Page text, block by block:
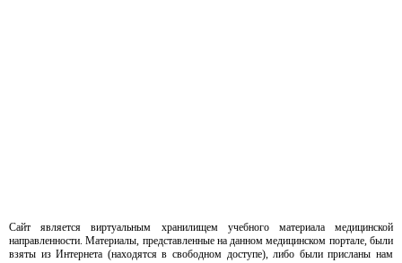
Сайт является виртуальным хранилищем учебного материала медицинской
направленности. Материалы, представленные на данном медицинском портале, были
взяты из Интернета (находятся в свободном доступе), либо были присланы нам